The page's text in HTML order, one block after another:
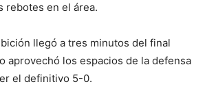
rebotes en el área.
llegó a tres minutos del final
aprovechó los espacios de la defensa
el definitivo 5-0.